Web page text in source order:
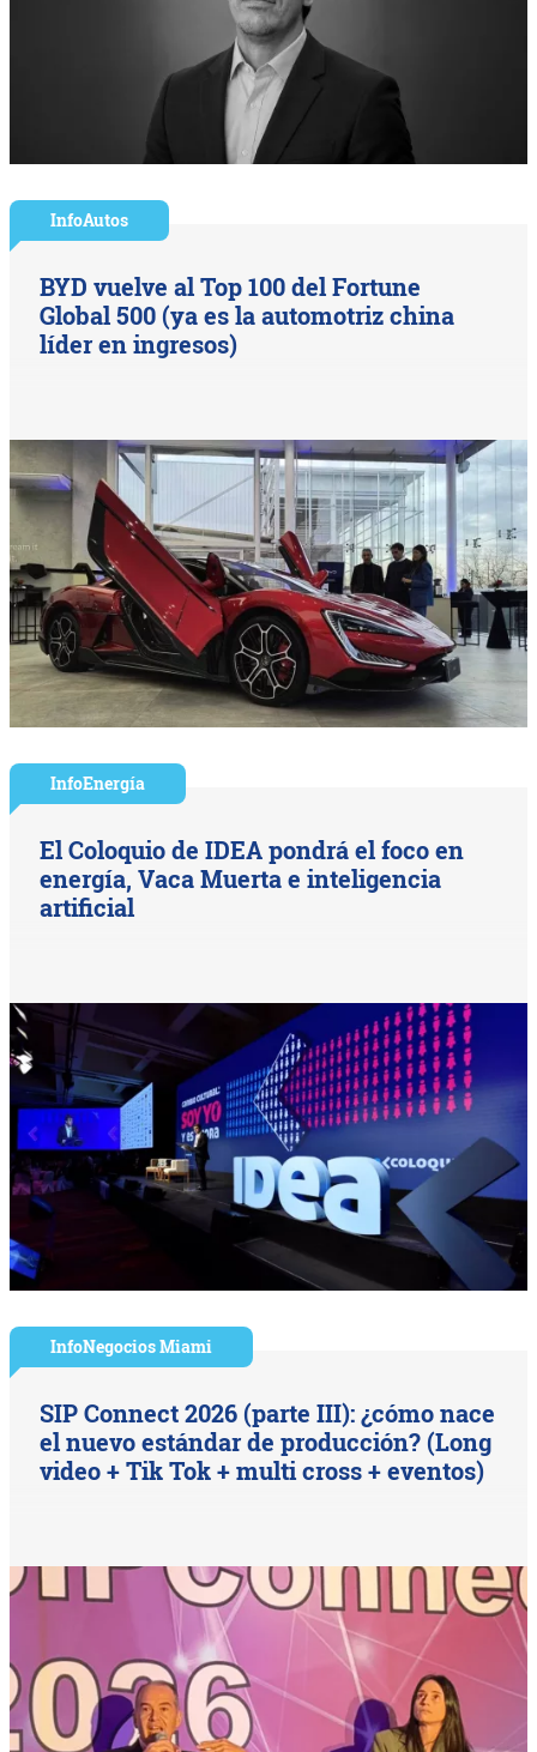
InfoAutos
BYD vuelve al Top 100 del Fortune
Global 500 (ya es la automotriz china
líder en ingresos)
InfoEnergía
El Coloquio de IDEA pondrá el foco en
energía, Vaca Muerta e inteligencia
artificial
InfoNegocios Miami
SIP Connect 2026 (parte III): ¿cómo nace
el nuevo estándar de producción? (Long
video + Tik Tok + multi cross + eventos)